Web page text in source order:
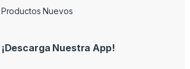
Productos Nuevos
¡Descarga Nuestra App!